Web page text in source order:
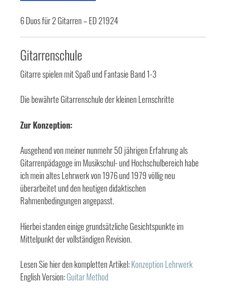
6 Duos für 2 Gitarren – ED 21924
Gitarrenschule
Gitarre spielen mit Spaß und Fantasie Band 1-3
Die bewährte Gitarrenschule der kleinen Lernschritte
Zur Konzeption:
Ausgehend von meiner nunmehr 50 jährigen Erfahrung als
Gitarrenpädagoge im Musikschul- und Hochschulbereich habe
ich mein altes Lehrwerk von 1976 und 1979 völlig neu
überarbeitet und den heutigen didaktischen
Rahmenbedingungen angepasst.
Hierbei standen einige grundsätzliche Gesichtspunkte im
Mittelpunkt der vollständigen Revision.
Lesen Sie hier den kompletten Artikel:Konzeption Lehrwerk
English Version:Guitar Method